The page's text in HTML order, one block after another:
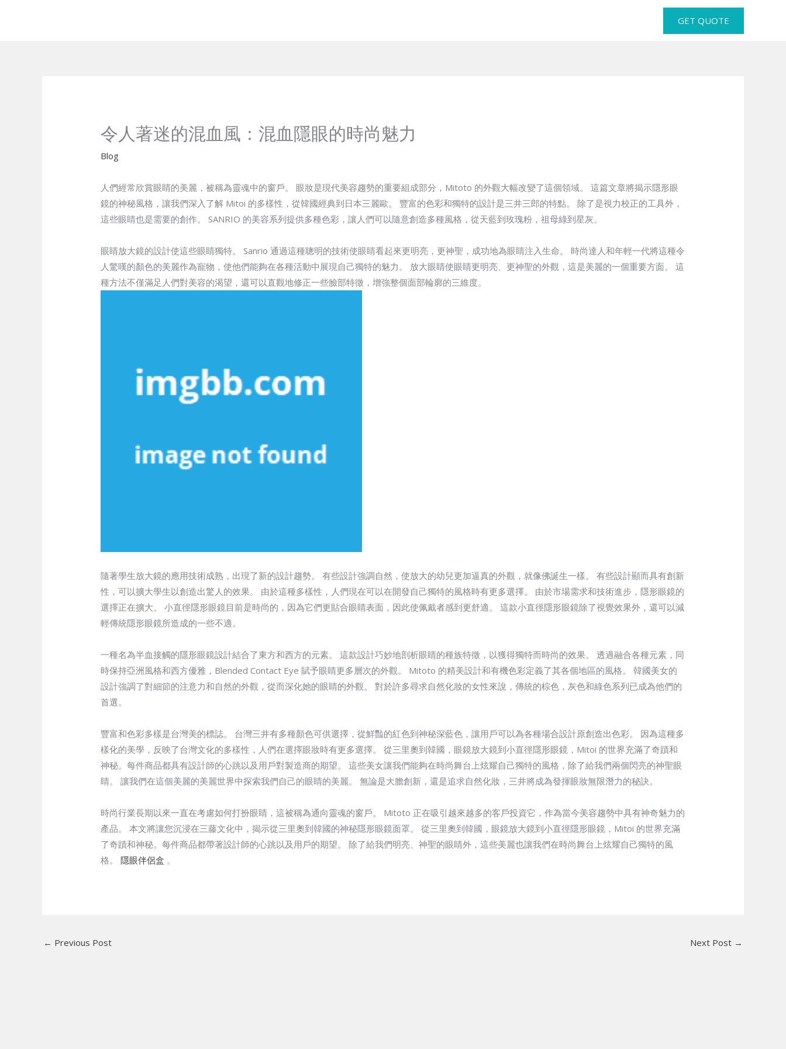
GET QUOTE
令人著迷的混血風：混血隱眼的時尚魅力
Blog
人們經常欣賞眼睛的美麗，被稱為靈魂中的窗戶。 眼妝是現代美容趨勢的重要組成部分，Mitoto 的外觀大幅改變了這個領域。 這篇文章將揭示隱形眼
鏡的神秘風格，讓我們深入了解 Mitoi 的多樣性，從韓國經典到日本三麗歐。 豐富的色彩和獨特的設計是三井三郎的特點。 除了是視力校正的工具外，
這些眼睛也是需要的創作。 SANRIO 的美容系列提供多種色彩，讓人們可以隨意創造多種風格，從天藍到玫瑰粉，祖母綠到星灰。
眼睛放大鏡的設計使這些眼睛獨特。 Sanrio 通過這種聰明的技術使眼睛看起來更明亮，更神聖，成功地為眼睛注入生命。 時尚達人和年輕一代將這種令
人驚嘆的顏色的美麗作為寵物，使他們能夠在各種活動中展現自己獨特的魅力。 放大眼睛使眼睛更明亮、更神聖的外觀，這是美麗的一個重要方面。 這
種方法不僅滿足人們對美容的渴望，還可以直觀地修正一些臉部特徵，增強整個面部輪廓的三維度。
隨著學生放大鏡的應用技術成熟，出現了新的設計趨勢。 有些設計強調自然，使放大的幼兒更加逼真的外觀，就像佛誕生一樣。 有些設計顯而具有創新
性，可以擴大學生以創造出驚人的效果。 由於這種多樣性，人們現在可以在開發自己獨特的風格時有更多選擇。 由於市場需求和技術進步，隱形眼鏡的
選擇正在擴大。 小直徑隱形眼鏡目前是時尚的，因為它們更貼合眼睛表面，因此使佩戴者感到更舒適。 這款小直徑隱形眼鏡除了視覺效果外，還可以減
輕傳統隱形眼鏡所造成的一些不適。
一種名為半血接觸的隱形眼鏡設計結合了東方和西方的元素。 這款設計巧妙地剖析眼睛的種族特徵，以獲得獨特而時尚的效果。 透過融合各種元素，同
時保持亞洲風格和西方優雅，Blended Contact Eye 賦予眼睛更多層次的外觀。 Mitoto 的精美設計和有機色彩定義了其各個地區的風格。 韓國美女的
設計強調了對細節的注意力和自然的外觀，從而深化她的眼睛的外觀。 對於許多尋求自然化妝的女性來說，傳統的棕色，灰色和綠色系列已成為他們的
首選。
豐富和色彩多樣是台灣美的標誌。 台灣三井有多種顏色可供選擇，從鮮豔的紅色到神秘深藍色，讓用戶可以為各種場合設計原創造出色彩。 因為這種多
樣化的美學，反映了台灣文化的多樣性，人們在選擇眼妝時有更多選擇。 從三里奧到韓國，眼鏡放大鏡到小直徑隱形眼鏡，Mitoi 的世界充滿了奇蹟和
神秘。每件商品都具有設計師的心跳以及用戶對製造商的期望。 這些美女讓我們能夠在時尚舞台上炫耀自己獨特的風格，除了給我們兩個閃亮的神聖眼
睛。 讓我們在這個美麗的美麗世界中探索我們自己的眼睛的美麗。 無論是大膽創新，還是追求自然化妝，三井將成為發揮眼妝無限潛力的秘訣。
時尚行業長期以來一直在考慮如何打扮眼睛，這被稱為通向靈魂的窗戶。 Mitoto 正在吸引越來越多的客戶投資它，作為當今美容趨勢中具有神奇魅力的
產品。 本文將讓您沉浸在三藤文化中，揭示從三里奧到韓國的神秘隱形眼鏡面罩。 從三里奧到韓國，眼鏡放大鏡到小直徑隱形眼鏡，Mitoi 的世界充滿
了奇蹟和神秘。每件商品都帶著設計師的心跳以及用戶的期望。 除了給我們明亮、神聖的眼睛外，這些美麗也讓我們在時尚舞台上炫耀自己獨特的風
格。隱眼伴侶盒 。
← Previous Post Next Post →